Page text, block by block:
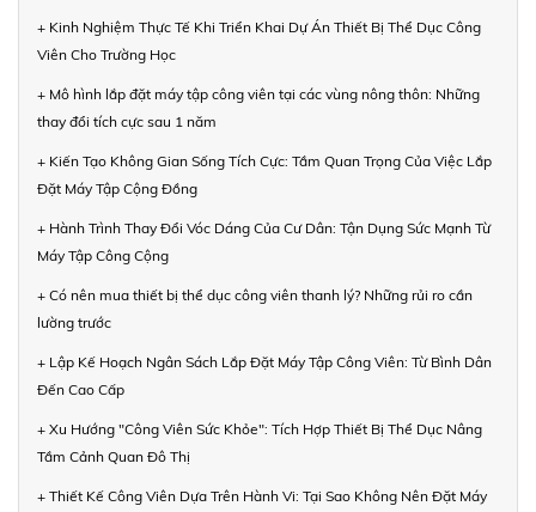
+ Kinh Nghiệm Thực Tế Khi Triển Khai Dự Án Thiết Bị Thể Dục Công
Viên Cho Trường Học
+ Mô hình lắp đặt máy tập công viên tại các vùng nông thôn: Những
thay đổi tích cực sau 1 năm
+ Kiến Tạo Không Gian Sống Tích Cực: Tầm Quan Trọng Của Việc Lắp
Đặt Máy Tập Cộng Đồng
+ Hành Trình Thay Đổi Vóc Dáng Của Cư Dân: Tận Dụng Sức Mạnh Từ
Máy Tập Công Cộng
+ Có nên mua thiết bị thể dục công viên thanh lý? Những rủi ro cần
lường trước
+ Lập Kế Hoạch Ngân Sách Lắp Đặt Máy Tập Công Viên: Từ Bình Dân
Đến Cao Cấp
+ Xu Hướng "Công Viên Sức Khỏe": Tích Hợp Thiết Bị Thể Dục Nâng
Tầm Cảnh Quan Đô Thị
+ Thiết Kế Công Viên Dựa Trên Hành Vi: Tại Sao Không Nên Đặt Máy